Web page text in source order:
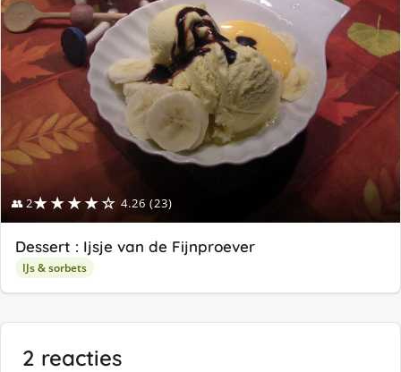
👥 2★★★★☆ 4.26 (23)
Dessert : Ijsje van de Fijnproever
IJs & sorbets
2 reacties